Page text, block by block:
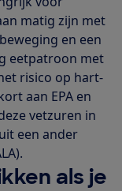
matig zijn met
en een
eetpatroon met
risico op hart-
aan EPA en
vetzuren in
een ander
als je